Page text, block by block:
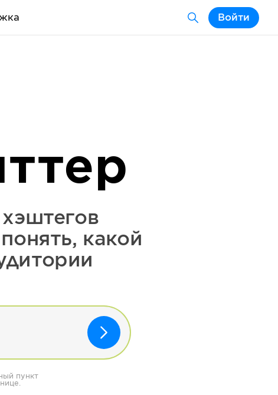
Войти
какой
пункт